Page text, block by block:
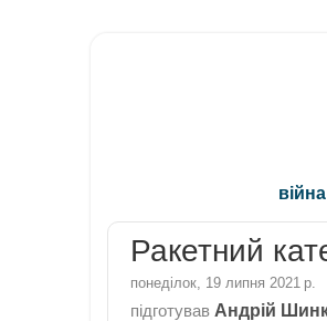
війна
Ракетний
понеділок, 19 липня 2021 р.
підготував Андрій